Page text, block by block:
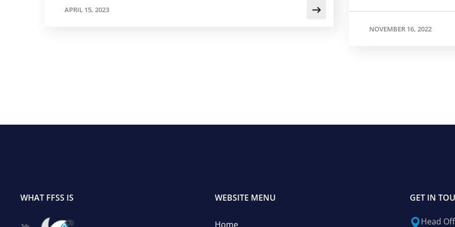
APRIL 15, 2023
NOVEMBER 16, 2022
WHAT FFSS IS WEBSITE MENU
Home
GET IN
Head